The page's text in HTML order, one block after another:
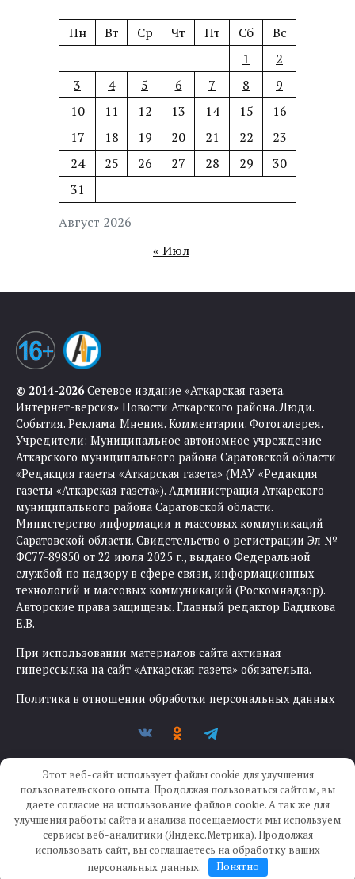
Август 2026
Пн Вт Ср Чт Пт Сб
Вс
1
2
3
4 5 6 7 8
9
10
11 12 13 14 15
16
17
18 19 20 21 22
23
24
25 26 27 28 29
30
31
« Июл
© 2014-2026Сетевое издание «Аткарская газета.
Интернет-версия» Новости Аткарского района. Люди.
События. Реклама. Мнения. Комментарии. Фотогалерея.
Учредители: Муниципальное автономное учреждение
Аткарского муниципального района Саратовской области
«Редакция газеты «Аткарская газета» (МАУ «Редакция
газеты «Аткарская газета»). Администрация Аткарского
муниципального района Саратовской области.
Министерство информации и массовых коммуникаций
Саратовской области. Свидетельство о регистрации Эл №
ФС77-89850 от 22 июля 2025 г., выдано Федеральной
службой по надзору в сфере связи, информационных
технологий и массовых коммуникаций (Роскомнадзор).
Авторские права защищены. Главный редактор Бадикова
Е.В.
При использовании материалов сайта активная
гиперссылка на сайт «Аткарская газета» обязательна.
Политика в отношении обработки персональных данных
Создание сайта —IKWEB
Этот веб-сайт использует файлы cookie для улучшения
пользовательского опыта. Продолжая пользоваться сайтом, вы
даете согласие на использование файлов cookie. А так же для
улучшения работы сайта и анализа посещаемости мы используем
сервисы веб-аналитики (Яндекс.Метрика). Продолжая
использовать сайт, вы соглашаетесь на обработку ваших
персональных данных.
Понятно